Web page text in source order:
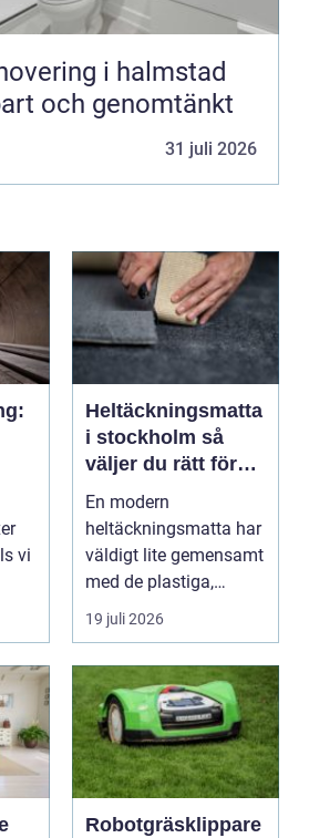
i halmstad
och genomtänkt
31 juli 2026
vi
Heltäckningsmatta
i stockholm så
väljer du rätt för
hem och kontor
En modern
heltäckningsmatta har
väldigt lite gemensamt
med de plastiga,
svårstädade
varianterna mång...
19 juli 2026
Robotgräsklippare